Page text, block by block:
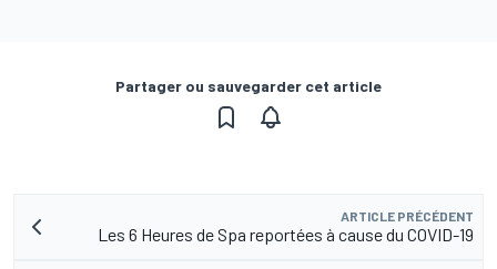
Partager ou sauvegarder cet article
ARTICLE PRÉCÉDENT
Les 6 Heures de Spa reportées à cause du COVID-19